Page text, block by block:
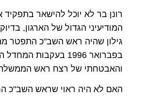
רונן בר לא יוכל להישאר בתפקיד
המודיעיני הגדול של הארגון,
גילון שהיה ראש השב"כ התפטר
בפברואר 1996 בעקבות
והאבטחתי של רצח ראש הממשלה
האם לא היה ראוי שראש השב"כ